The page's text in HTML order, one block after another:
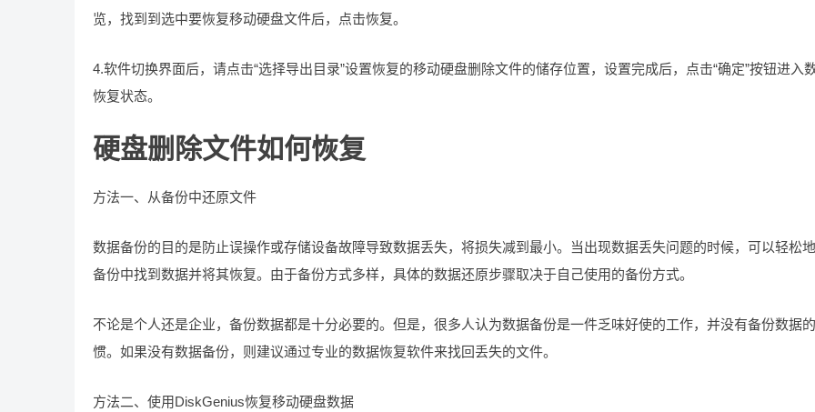
览，找到到选中要恢复移动硬盘文件后，点击恢复。
4.软件切换界面后，请点击“选择导出目录”设置恢复的移动硬盘删除文件的储存位置，设置完成后，点击“确定”按钮进入
恢复状态。
硬盘删除文件如何恢复
方法一、从备份中还原文件
数据备份的目的是防止误操作或存储设备故障导致数据丢失，将损失减到最小。当出现数据丢失问题的时候，可以轻松
备份中找到数据并将其恢复。由于备份方式多样，具体的数据还原步骤取决于自己使用的备份方式。
不论是个人还是企业，备份数据都是十分必要的。但是，很多人认为数据备份是一件乏味好使的工作，并没有备份数据
惯。如果没有数据备份，则建议通过专业的数据恢复软件来找回丢失的文件。
方法二、使用DiskGenius恢复移动硬盘数据